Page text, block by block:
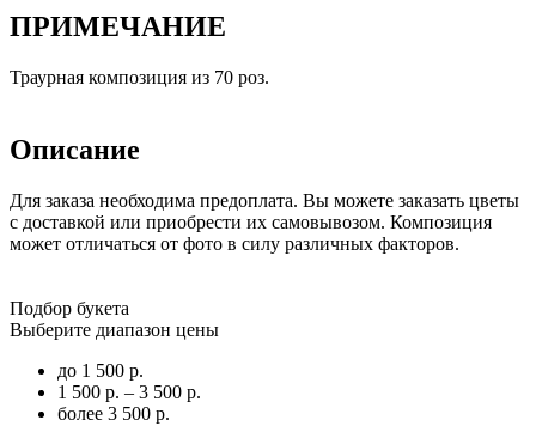
ПРИМЕЧАНИЕ
Траурная композиция из 70 роз.
Описание
Для заказа необходима предоплата. Вы можете заказать цветы
с доставкой или приобрести их самовывозом. Композиция
может отличаться от фото в силу различных факторов.
Подбор букета
Выберите диапазон цены
до 1 500 р.
1 500 р. – 3 500 р.
более 3 500 р.